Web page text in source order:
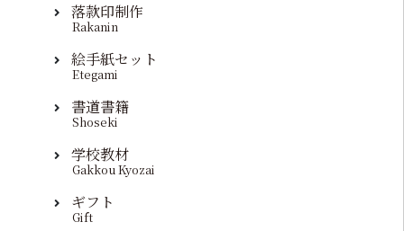
落款印制作
Rakanin
絵手紙セット
Etegami
書道書籍
Shoseki
学校教材
Gakkou Kyozai
ギフト
Gift